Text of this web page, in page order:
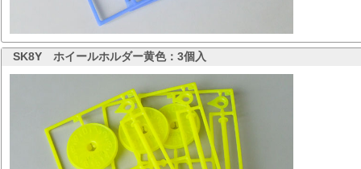
SK8Y ホイールホルダー黄色：3個入